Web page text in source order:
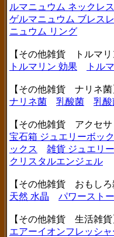
ルマニュウム ネックレス
ゲルマニュウム ブレス
ニュウム リング
【その他雑貨 トルマリ
トルマリン 効果
トル
【その他雑貨 ナリネ菌
ナリネ菌
乳酸菌 乳酸
【その他雑貨 アクセサ
宝石箱 ジュエリーボッ
ックス
雑貨 ジュエリ
クリスタルエンジェル
【その他雑貨 おもしろ
天然 水晶
パワースト
【その他雑貨 生活雑貨
エアーイオンフレッシャ